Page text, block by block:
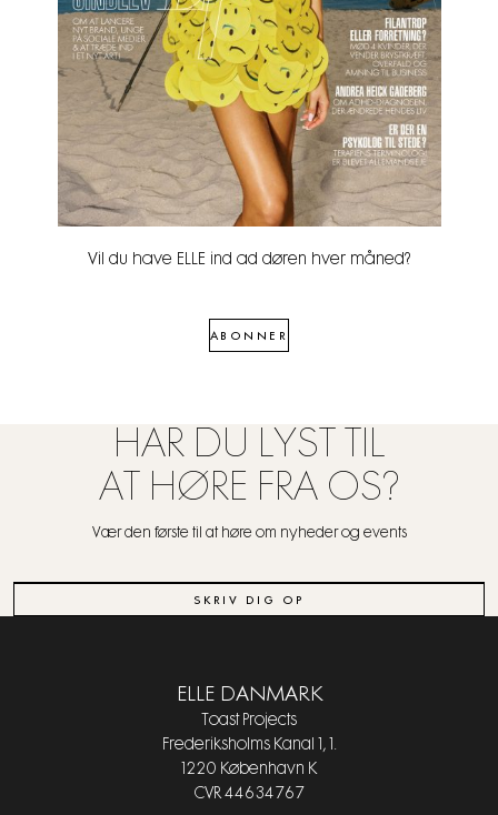
Vil du have ELLE ind ad døren hver måned?
ABONNER
HAR DU LYST TIL
AT HØRE FRA OS?
Vær den første til at høre om nyheder og events
SKRIV DIG OP
ELLE DANMARK
Toast Projects
Frederiksholms Kanal 1, 1.
1220 København K
CVR 44634767